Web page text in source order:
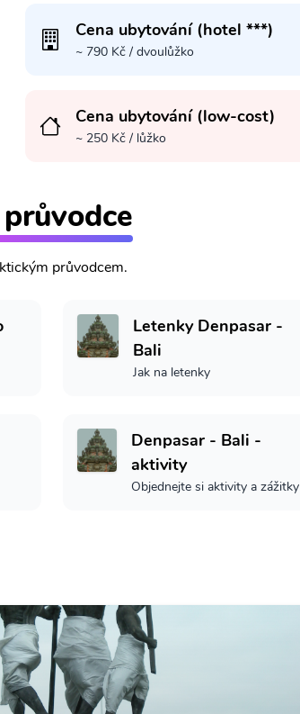
Cena ubytování (hotel ***)
~ 790 Kč / dvoulůžko
Cena ubytování (low-cost)
~ 250 Kč / lůžko
průvodcem.
Letenky Denpasar -
Bali
Jak na letenky
Denpasar - Bali -
aktivity
Objednejte si aktivity a zážitky